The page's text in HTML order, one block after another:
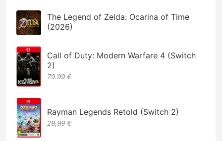
The Legend of Zelda: Ocarina of Time
(2026)
Call of Duty: Modern Warfare 4 (Switch
2)
79.99 €
Rayman Legends Retold (Switch 2)
29,99 €